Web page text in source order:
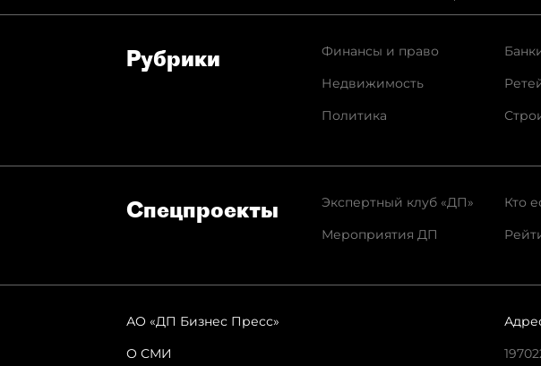
Рубрики
Финансы и право
Недвижимость
Политика
Спец­проекты
Экспертный клуб «ДП»
Мероприятия ДП
Кто
АО «ДП Бизнес Пресс»
О СМИ